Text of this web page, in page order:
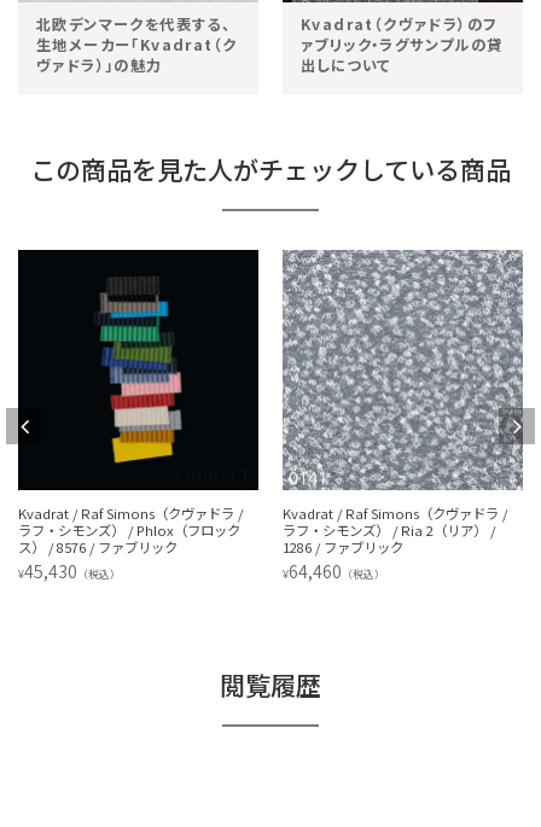
北欧デンマークを代表する、
生地メーカー「Kvadrat（ク
ヴァドラ）」の魅力
Kvadrat（クヴァドラ）のフ
ァブリック・ラグサンプルの貸
出しについて
この商品を見た人がチェックしている商品
Kvadrat / Raf Simons（クヴァドラ /
ラフ・シモンズ） / Phlox（フロック
ス） / 8576 / ファブリック
¥45,430 （税込）
Kvadrat / Raf Simons（クヴァドラ /
ラフ・シモンズ） / Ria 2（リア） /
1286 / ファブリック
¥64,460 （税込）
閲覧履歴